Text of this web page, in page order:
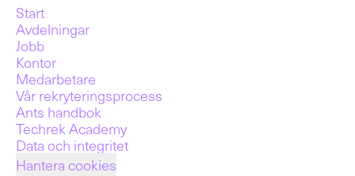
Start
Avdelningar
Jobb
Kontor
Medarbetare
Vår rekryteringsprocess
Ants handbok
Techrek Academy
Data och integritet
Hantera cookies